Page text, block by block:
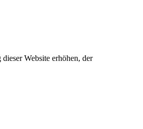
Website erhöhen, der